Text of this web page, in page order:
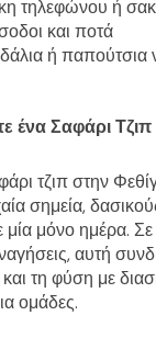
τηλεφώνου ή
και ποτά
ή παπούτσια
ένα Σαφάρι
τζιπ στην
σημεία,
μία μόνο ημέρα. Σε
αυτή
τη φύση με
ομάδες.